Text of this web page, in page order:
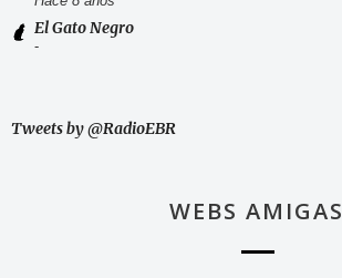
El Gato Negro
-
Tweets by @RadioEBR
WEBS AMIGAS